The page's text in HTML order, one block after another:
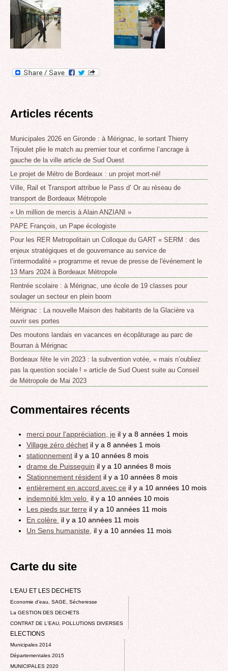
Articles récents
Municipales 2026 en Gironde : à Mérignac, le sortant Thierry
Trijoulet plie le match au premier tour et confirme l’ancrage à
gauche de la ville article de Sud Ouest
Le projet de Métro de Bordeaux : un projet mort-né!
Ville, Rail et Transport attribue le Pass d’ Or au réseau de
transport de Bordeaux Métropole
« Un million de mercis à Alain ANZIANI »
PAPE François, un Pape écologiste
Pour les RER Metropolitain un Colloque du GART « SERM : des
enjeux stratégiques et de gouvernance au service de
l’intermodalité » programme et revue de presse de l'événement le
13 Mars 2024 à Bordeaux Métropole
Rentrée scolaire : à Mérignac, une école de 19 classes pour
soulager un secteur en plein boom
Mérignac : La nouvelle Maison des habitants de la Glacière va
ouvrir ses portes
Des moutons landais en vacances en écopâturage au parc de
Bourran à Mérignac
Bordeaux fête le vin 2023 : la subvention votée, « mais n’oubliez
pas la question sociale ! » article de Sud Ouest suite au Conseil
de Métropole de Mai 2023
Commentaires récents
merci pour l'appréciation, je il y a 8 années 1 mois
Village zéro déchet il y a 8 années 1 mois
stationnement il y a 10 années 8 mois
drame de Puisseguin il y a 10 années 8 mois
Stationnement résident il y a 10 années 8 mois
entièrement en accord avec ce il y a 10 années 10 mois
indemnité klm velo il y a 10 années 10 mois
Les pieds sur terre il y a 10 années 11 mois
En colère il y a 10 années 11 mois
Un Sens humaniste, il y a 10 années 11 mois
Carte du site
L'EAU ET LES DECHETS
Economie d’eau, SAGE, Sécheresse
La GESTION DES DECHETS
CONTRAT DE L'EAU, POLLUTIONS DIVERSES
ELECTIONS
Municipales 2014
Départementales 2015
MUNICIPALES 2020